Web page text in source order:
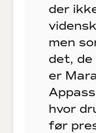
der
men
det, de
er
hvor
før